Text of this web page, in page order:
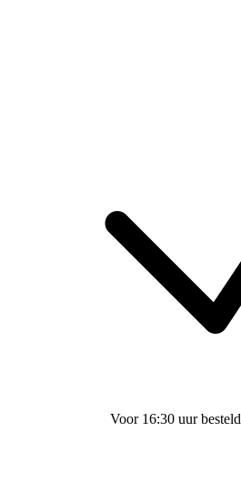
Voor 16:30 uur besteld